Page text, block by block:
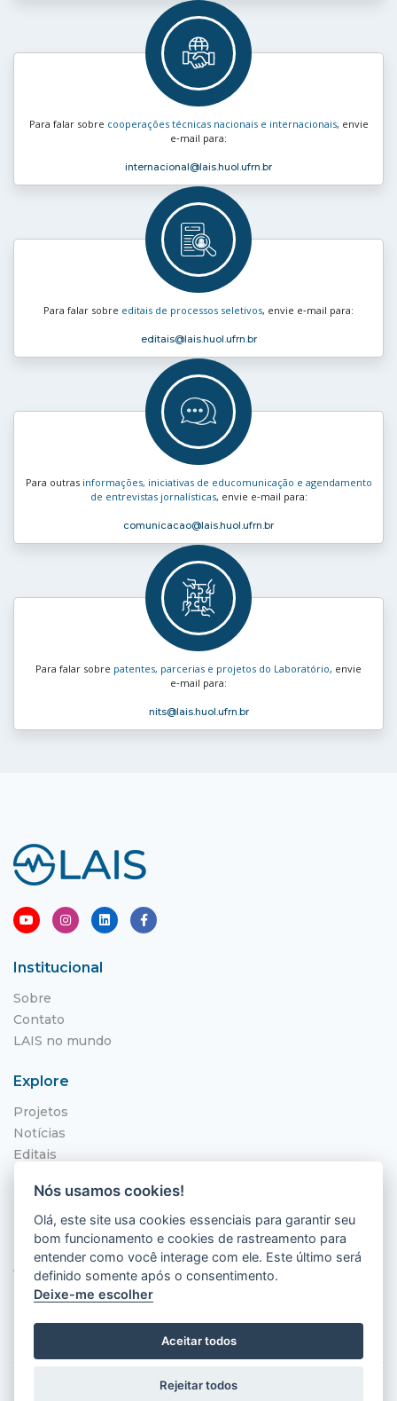
Para falar sobre cooperações técnicas nacionais e internacionais, envie
e‑mail para:
internacional@lais.huol.ufrn.br
Para falar sobre editais de processos seletivos, envie e‑mail para:
editais@lais.huol.ufrn.br
Para outras informações, iniciativas de educomunicação e agendamento
de entrevistas jornalísticas, envie e‑mail para:
comunicacao@lais.huol.ufrn.br
Para falar sobre patentes, parcerias e projetos do Laboratório, envie
e‑mail para:
nits@lais.huol.ufrn.br
Institucional
Sobre
Contato
LAIS no mundo
Explore
Projetos
Notícias
Editais
Localização
Hospital Universitário Onofre Lopes - HUOL
Av. Nilo Peçanha, 620 - Petrópolis
Natal - RN, 59012-300
2026 © LAIS (HUOL). Todos os direitos
Nós usamos cookies!
Olá, este site usa cookies essenciais para garantir seu
bom funcionamento e cookies de rastreamento para
entender como você interage com ele. Este último será
definido somente após o consentimento.
Deixe-me escolher
Aceitar todos
Rejeitar todos